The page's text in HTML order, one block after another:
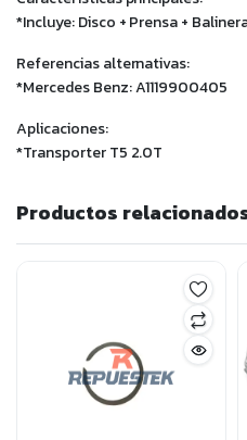
*Incluye: Disco + Prensa +
Referencias alternativas:
*Mercedes Benz: A1119900405
Aplicaciones:
*Transporter T5 2.0T
Productos